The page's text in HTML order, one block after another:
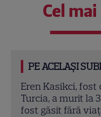
Cel mai
PE ACELAȘI
Trei cupluri revin
Reuniuni”. Ce se
întâlnesc din nou